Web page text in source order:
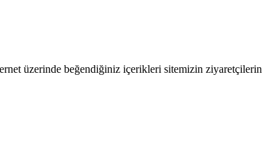
üzerinde beğendiğiniz içerikleri sitemizin